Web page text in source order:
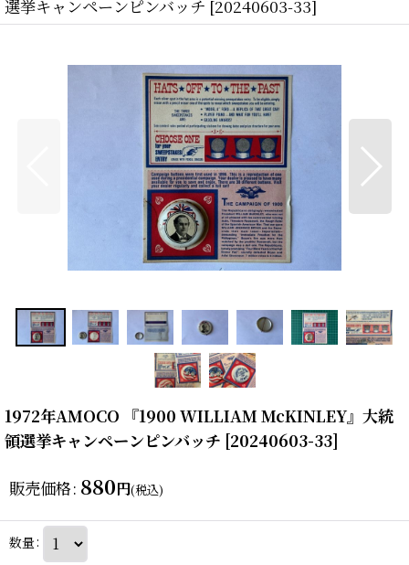
選挙キャンペーンピンバッチ [20240603-33]
1972年AMOCO 『1900 WILLIAM McKINLEY』大統
領選挙キャンペーンピンバッチ [20240603-33]
販売価格: 880円(税込)
数量: